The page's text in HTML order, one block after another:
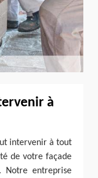
à
intervenir à tout
de votre façade
Notre entreprise